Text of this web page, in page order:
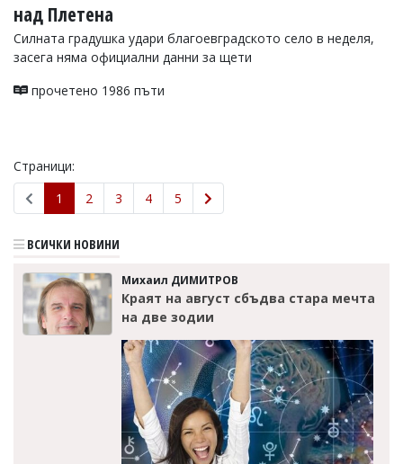
над Плетена
Силната градушка удари благоевградското село в неделя,
засега няма официални данни за щети
прочетено 1986 пъти
Страници:
1
2 3 4 5
ВСИЧКИ НОВИНИ
Михаил ДИМИТРОВ
Краят на август сбъдва стара мечта
на две зодии